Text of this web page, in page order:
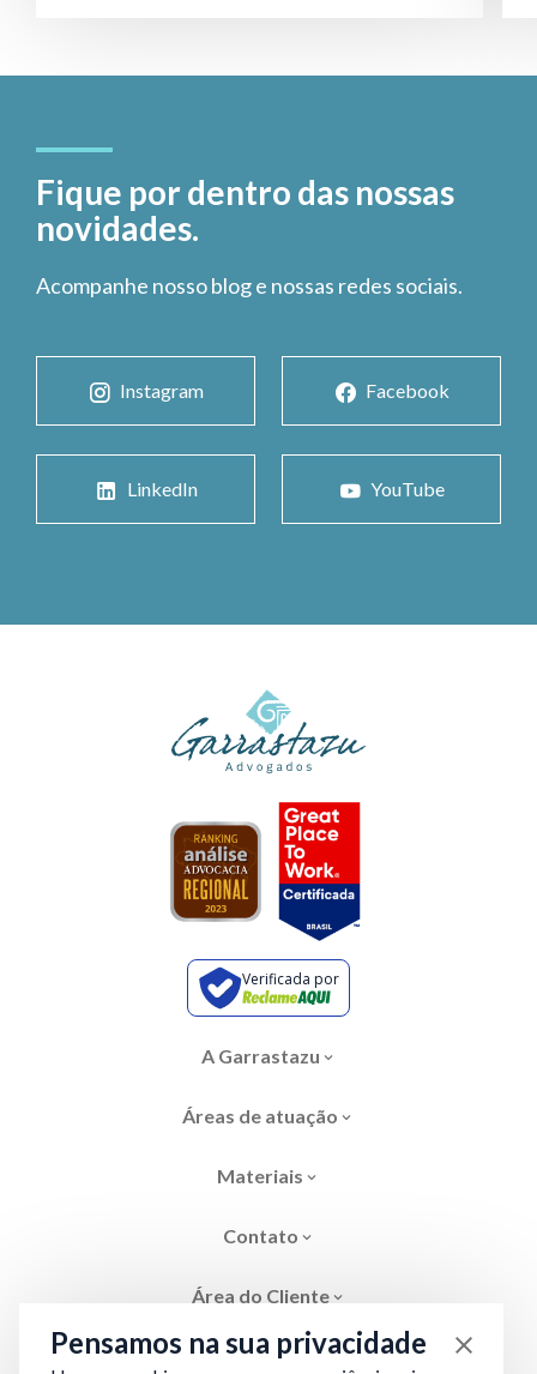
Fique por dentro das nossas
novidades.
Acompanhe nosso blog e nossas redes sociais.
Instagram Facebook
LinkedIn YouTube
Verificada por
A Garrastazu
Áreas de atuação
Materiais
Contato
Área do Cliente
Pensamos na sua privacidade